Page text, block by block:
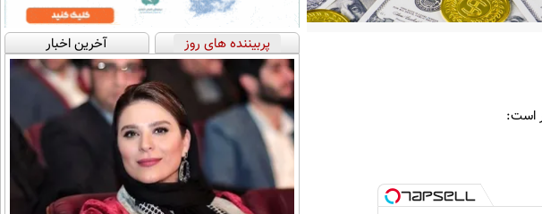
است:
پربیننده های روز آخرین اخبار